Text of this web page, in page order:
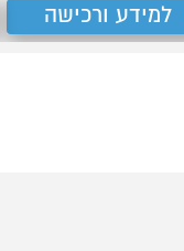
למידע ורכישה